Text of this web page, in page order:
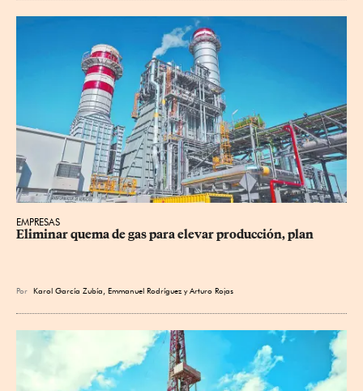
EMPRESAS
Eliminar quema de gas para elevar producción, plan
Por Karol García Zubía Emmanuel Rodríguez yArturo Rojas